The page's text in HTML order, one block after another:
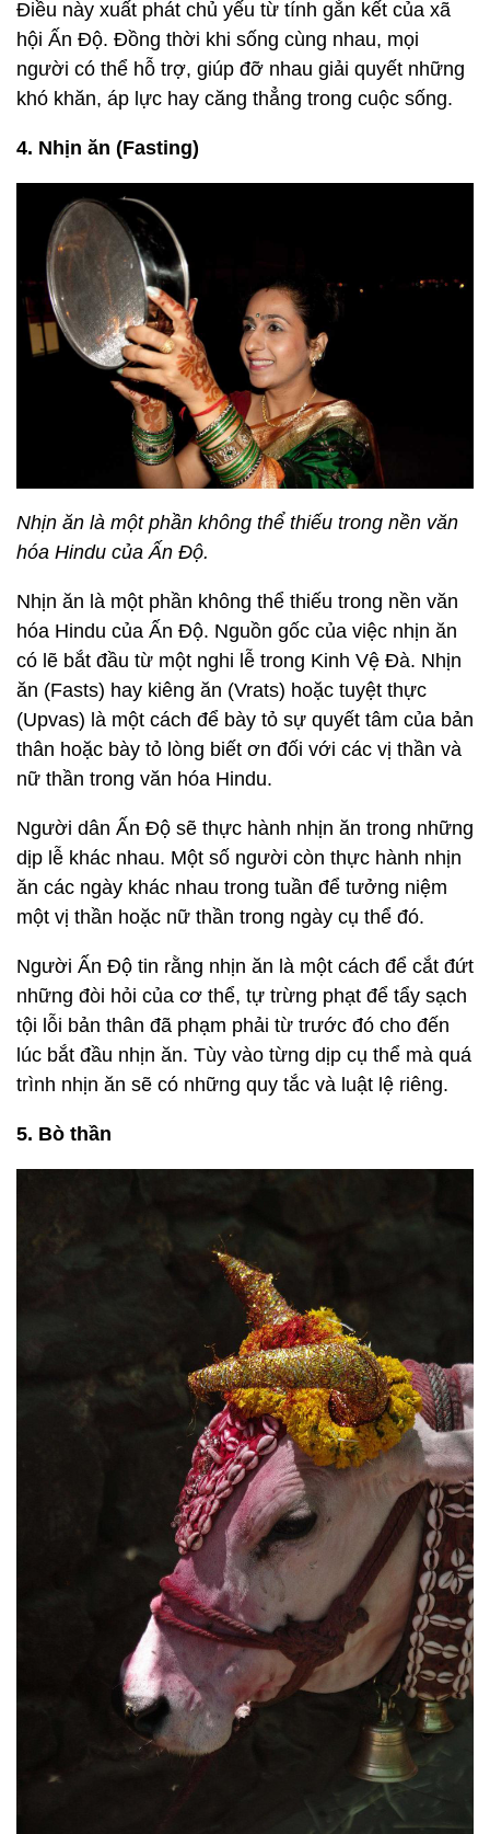
Điều này xuất phát chủ yếu từ tính gắn kết của xã
hội Ấn Độ. Đồng thời khi sống cùng nhau, mọi
người có thể hỗ trợ, giúp đỡ nhau giải quyết những
khó khăn, áp lực hay căng thẳng trong cuộc sống.
4. Nhịn ăn (Fasting)
Nhịn ăn là một phần không thể thiếu trong nền văn
hóa Hindu của Ấn Độ.
Nhịn ăn là một phần không thể thiếu trong nền văn
hóa Hindu của Ấn Độ. Nguồn gốc của việc nhịn ăn
có lẽ bắt đầu từ một nghi lễ trong Kinh Vệ Đà. Nhịn
ăn (Fasts) hay kiêng ăn (Vrats) hoặc tuyệt thực
(Upvas) là một cách để bày tỏ sự quyết tâm của bản
thân hoặc bày tỏ lòng biết ơn đối với các vị thần và
nữ thần trong văn hóa Hindu.
Người dân Ấn Độ sẽ thực hành nhịn ăn trong những
dịp lễ khác nhau. Một số người còn thực hành nhịn
ăn các ngày khác nhau trong tuần để tưởng niệm
một vị thần hoặc nữ thần trong ngày cụ thể đó.
Người Ấn Độ tin rằng nhịn ăn là một cách để cắt đứt
những đòi hỏi của cơ thể, tự trừng phạt để tẩy sạch
tội lỗi bản thân đã phạm phải từ trước đó cho đến
lúc bắt đầu nhịn ăn. Tùy vào từng dịp cụ thể mà quá
trình nhịn ăn sẽ có những quy tắc và luật lệ riêng.
5. Bò thần